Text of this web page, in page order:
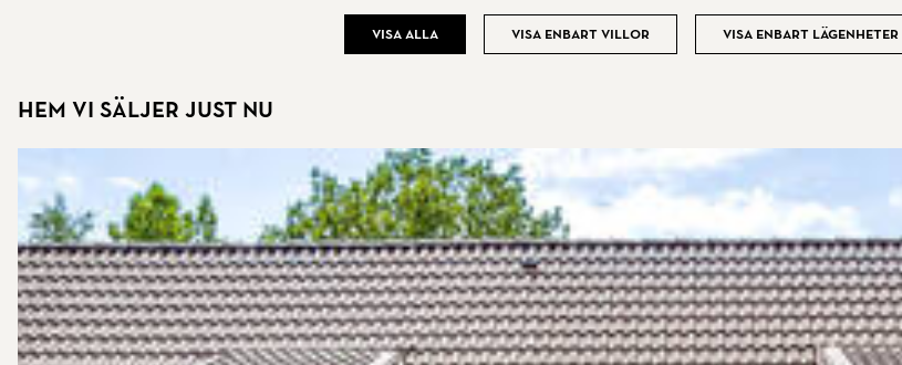
Visa alla Visa enbart villor Visa enbart lägenheter
Hem vi säljer just nu